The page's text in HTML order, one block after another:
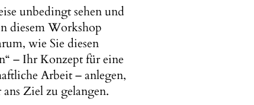
unbedingt sehen und
diesem Workshop
wie Sie diesen
– Ihr Konzept für eine
Arbeit – anlegen,
Ziel zu gelangen.